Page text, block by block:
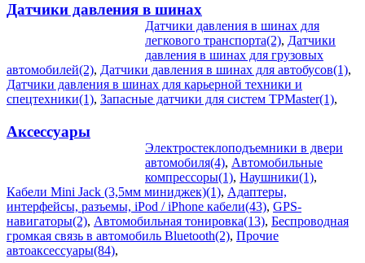
Датчики давления в шинах
Датчики давления в шинах для
легкового транспорта(2), Датчики
давления в шинах для грузовых
автомобилей(2), Датчики давления в шинах для автобусов(1),
Датчики давления в шинах для карьерной техники и
спецтехники(1), Запасные датчики для систем TPMaster(1),
Аксессуары
Электростеклоподъемники в двери
автомобиля(4), Автомобильные
компрессоры(1), Наушники(1),
Кабели Mini Jack (3,5мм миниджек)(1), Адаптеры,
интерфейсы, разъемы, iPod / iPhone кабели(43), GPS-
навигаторы(2), Автомобильная тонировка(13), Беспроводная
громкая связь в автомобиль Bluetooth(2), Прочие
автоаксессуары(84),